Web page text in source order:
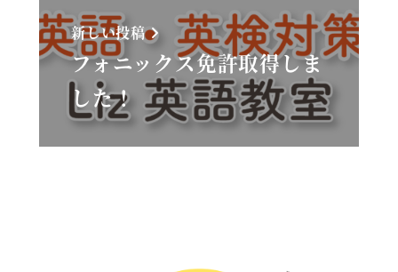
新しい投稿
フォニックス免許取得しま
した！